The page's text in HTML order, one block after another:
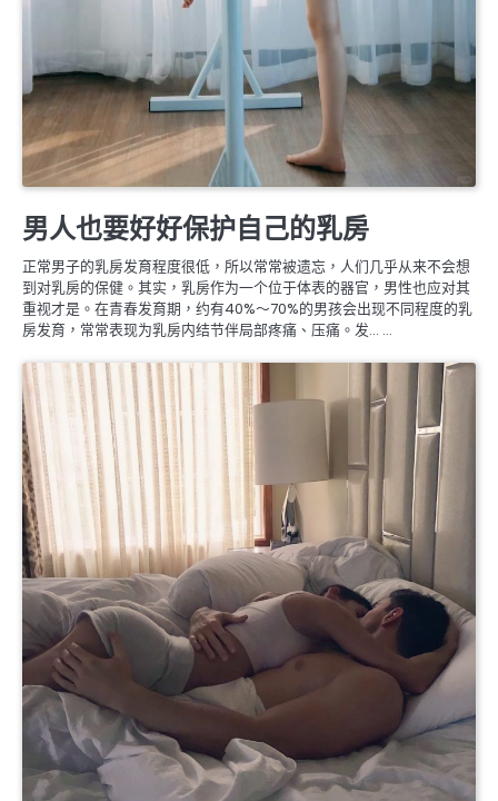
男人也要好好保护自己的乳房
正常男子的乳房发育程度很低，所以常常被遗忘，人们几乎从来不会想
到对乳房的保健。其实，乳房作为一个位于体表的器官，男性也应对其
重视才是。在青春发育期，约有40%～70%的男孩会出现不同程度的乳
房发育，常常表现为乳房内结节伴局部疼痛、压痛。发… …